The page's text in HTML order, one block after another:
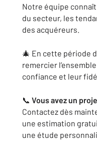
Notre équipe
du secteur, les
des acquéreurs.
🎄 En cette période
remercier
confiance et leur
📞 Vous avez un
Contactez dès
une estimation
une étude